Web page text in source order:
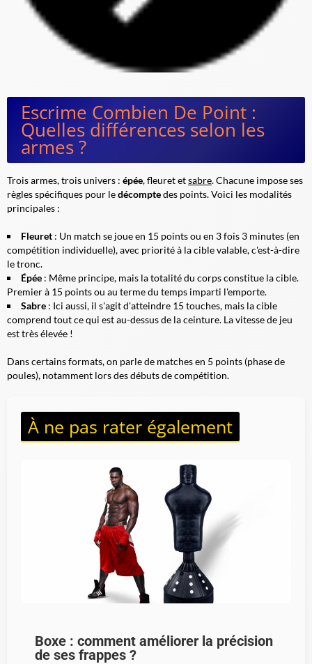
Escrime Combien De Point :
Quelles différences selon les
armes ?
Trois armes, trois univers : épée,fleuretetsabre. Chacune impose ses
règles spécifiques pour ledécomptedes points. Voici les modalités
principales :
Fleuret : Un match se joue en 15 points ou en 3 fois 3 minutes (en
compétition individuelle), avec priorité à la cible valable, c'est-à-dire
le tronc.
Épée : Même principe, mais la totalité du corps constitue la cible.
Premier à 15 points ou au terme du temps imparti l'emporte.
Sabre : Ici aussi, il s'agit d'atteindre 15 touches, mais la cible
comprend tout ce qui est au-dessus de la ceinture. La vitesse de jeu
est très élevée !
Dans certains formats, on parle de matches en 5 points (phase de
poules), notamment lors des débuts de compétition.
À ne pas rater également
Boxe : comment améliorer la précision
de ses frappes ?